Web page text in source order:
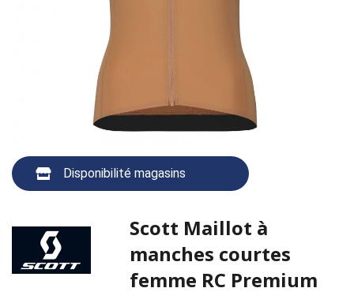
Disponibilité magasins
Scott Maillot à
manches courtes
femme RC Premium